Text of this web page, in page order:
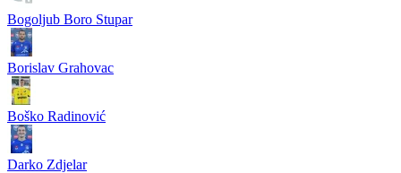
Bogoljub Boro Stupar
Borislav Grahovac
Boško Radinović
Darko Zdjelar